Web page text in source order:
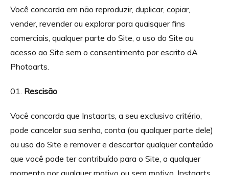
Você concorda em não reproduzir, duplicar, copiar,
vender, revender ou explorar para quaisquer fins
comerciais, qualquer parte do Site, o uso do Site ou
acesso ao Site sem o consentimento por escrito dA
Photoarts.
Rescisão
Você concorda que Instaarts, a seu exclusivo critério,
pode cancelar sua senha, conta (ou qualquer parte dele)
ou uso do Site e remover e descartar qualquer conteúdo
que você pode ter contribuído para o Site, a qualquer
momento por qualquer motivo ou sem motivo. Instaarts